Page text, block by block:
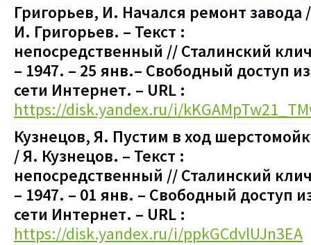
Григорьев, И. Начался ремонт завода /
И. Григорьев. – Текст :
непосредственный // Сталинский
– 1947. – 25 янв.– Свободный доступ из
сети Интернет. – URL :
https://disk.yandex.ru/i/
Кузнецов, Я. Пустим в ход
/ Я. Кузнецов. – Текст :
непосредственный // Сталинский
– 1947. – 01 янв. – Свободный доступ
сети Интернет. – URL :
https://disk.yandex.ru/i/ppkGCdvlUJn3EA